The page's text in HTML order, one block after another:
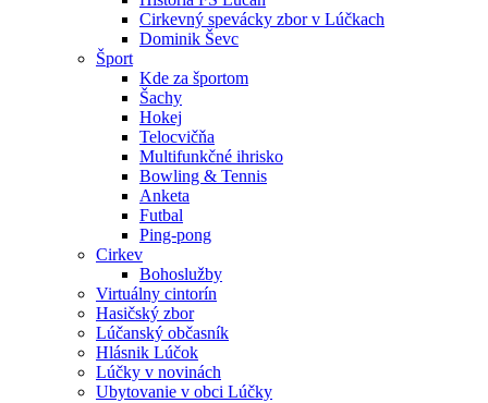
Cirkevný spevácky zbor v Lúčkach
Dominik Ševc
Šport
Kde za športom
Šachy
Hokej
Telocvičňa
Multifunkčné ihrisko
Bowling & Tennis
Anketa
Futbal
Ping-pong
Cirkev
Bohoslužby
Virtuálny cintorín
Hasičský zbor
Lúčanský občasník
Hlásnik Lúčok
Lúčky v novinách
Ubytovanie v obci Lúčky